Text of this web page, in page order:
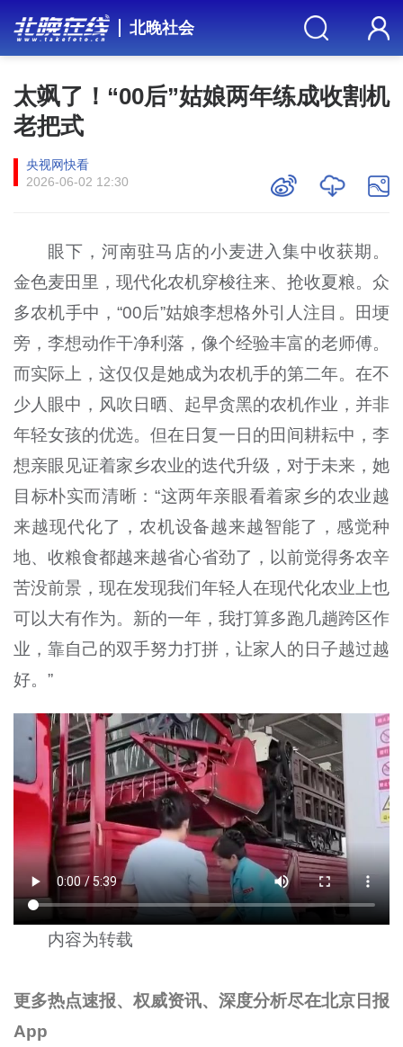
北晚社会
太飒了！“00后”姑娘两年练成收割机
老把式
央视网快看
2026-06-02 12:30
眼下，河南驻马店的小麦进入集中收获期。
金色麦田里，现代化农机穿梭往来、抢收夏粮。众
多农机手中，“00后”姑娘李想格外引人注目。田埂
旁，李想动作干净利落，像个经验丰富的老师傅。
而实际上，这仅仅是她成为农机手的第二年。在不
少人眼中，风吹日晒、起早贪黑的农机作业，并非
年轻女孩的优选。但在日复一日的田间耕耘中，李
想亲眼见证着家乡农业的迭代升级，对于未来，她
目标朴实而清晰：“这两年亲眼看着家乡的农业越
来越现代化了，农机设备越来越智能了，感觉种
地、收粮食都越来越省心省劲了，以前觉得务农辛
苦没前景，现在发现我们年轻人在现代化农业上也
可以大有作为。新的一年，我打算多跑几趟跨区作
业，靠自己的双手努力打拼，让家人的日子越过越
好。”
内容为转载
更多热点速报、权威资讯、深度分析尽在北京日报
App